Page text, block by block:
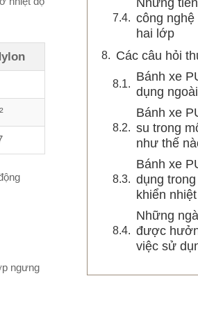
ngưng
Những
công
hai lớp
Các câu hỏi
Bánh xe
dụng
Bánh xe
su trong
như thế
Bánh xe
dụng
khiển
Những
được
việc sử